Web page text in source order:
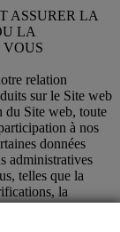
ASSURER LA
LA
VOUS
relation
sur le Site web
du Site web, toute
à nos
données
administratives
telles que la
la
de la fraude,
systèmes, la